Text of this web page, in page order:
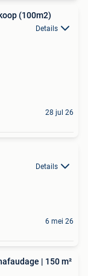
(100m2)
Details
28 jul 26
Details
6 mei 26
| 150 m²